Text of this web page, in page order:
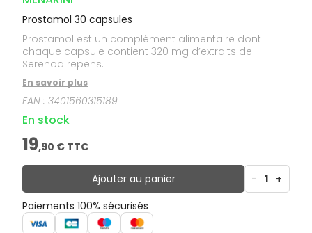
Prostamol 30 capsules
Prostamol est un complément alimentaire dont
chaque capsule contient 320 mg d’extraits de
Serenoa repens.
En savoir plus
EAN :3401560315189
En stock
19,90 € TTC
Ajouter au panier - 1 +
Paiements 100% sécurisés